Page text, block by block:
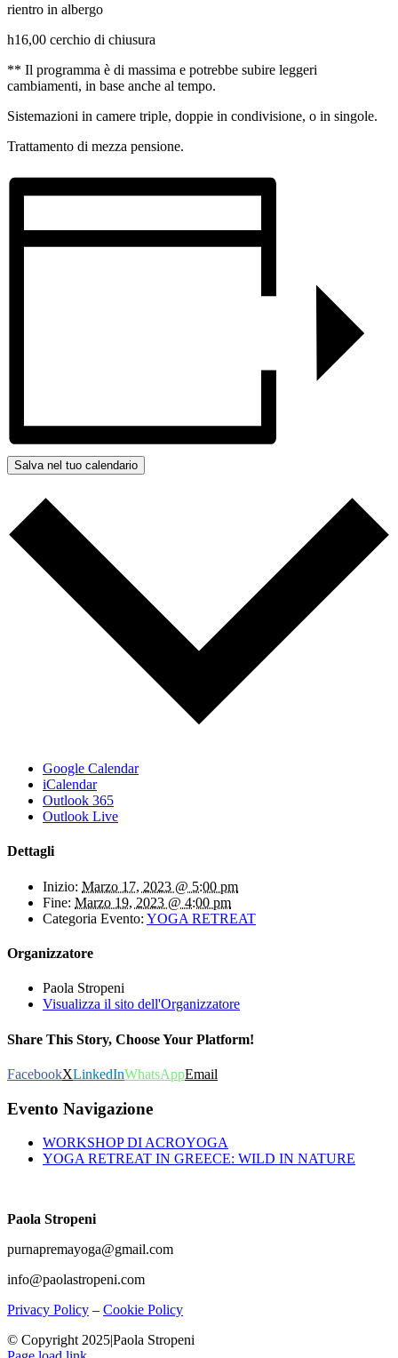
rientro in albergo
h16,00 cerchio di chiusura
** Il programma è di massima e potrebbe subire leggeri
cambiamenti, in base anche al tempo.
Sistemazioni in camere triple, doppie in condivisione, o in singole.
Trattamento di mezza pensione.
Salva nel tuo calendario
Google Calendar
iCalendar
Outlook 365
Outlook Live
Dettagli
Inizio: Marzo 17, 2023 @ 5:00 pm
Fine: Marzo 19, 2023 @ 4:00 pm
Categoria Evento: YOGA RETREAT
Organizzatore
Paola Stropeni
Visualizza il sito dell'Organizzatore
Share This Story, Choose Your Platform!
FacebookXLinkedInWhatsAppEmail
Evento Navigazione
WORKSHOP DI ACROYOGA
YOGA RETREAT IN GREECE: WILD IN NATURE
Paola Stropeni
purnapremayoga@gmail.com
info@paolastropeni.com
Privacy Policy – Cookie Policy
© Copyright 2025|Paola Stropeni